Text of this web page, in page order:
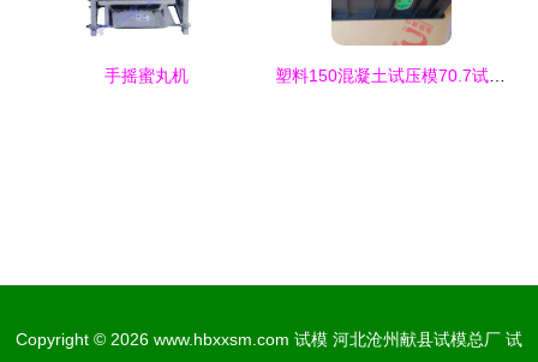
手摇蜜丸机
Copyright © 2026 www.hbxxsm.com 试模 河北沧州献县试模总厂 试